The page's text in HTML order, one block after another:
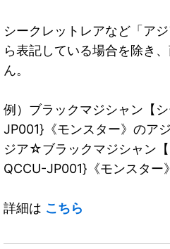
シークレットレアなど「ア
ら表記している場合を除き
ん。
例）ブラックマジシャン【
JP001}《モンスター》のア
ジア☆ブラックマジシャン
QCCU-JP001}《モンスター》
詳細は こちら